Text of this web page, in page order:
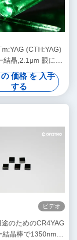
(CTH:YAG)
結晶,2.1μm 眼に安
率のフラッシュ/ダ
オードポンプ
価格 を 入手
する
ビデオ
のためのCR4YAG
結晶棒で1350nmか